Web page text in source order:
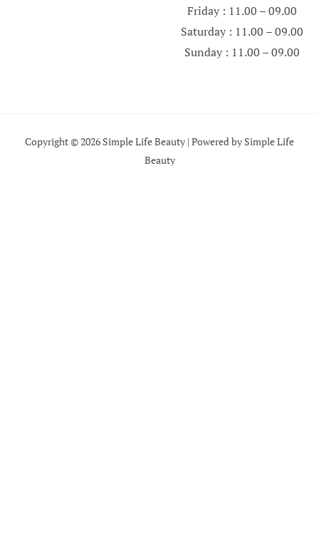
Friday : 11.00 – 09.00
Saturday : 11.00 – 09.00
Sunday : 11.00 – 09.00
Copyright © 2026 Simple Life Beauty | Powered by Simple Life
Beauty